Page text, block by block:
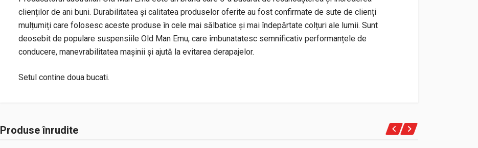
clienților de ani buni. Durabilitatea și calitatea produselor oferite au fost confirmate de sute de clienți
mulțumiți care folosesc aceste produse în cele mai sălbatice și mai îndepărtate colțuri ale lumii. Sunt
deosebit de populare suspensiile Old Man Emu, care îmbunatatesc semnificativ performanțele de
conducere, manevrabilitatea mașinii și ajută la evitarea derapajelor.
Setul contine doua bucati.
Produse înrudite